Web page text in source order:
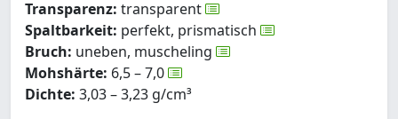
Transparenz: transparent
Spaltbarkeit: perfekt, prismatisch
Bruch: uneben, muscheling
Mohshärte: 6,5 – 7,0
Dichte: 3,03 – 3,23 g/cm³